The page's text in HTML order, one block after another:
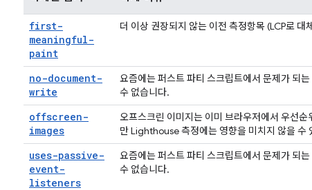
first-
meaningful-
paint
더 이상 권장되지 않는 이전 측정항목 (LCP로 대
no-document-
write
요즘에는 퍼스트 파티 스크립트에서 문제가 되
수 없습니다.
offscreen-
images
오프스크린 이미지는 이미 브라우저에서 우선
만 Lighthouse 측정에는 영향을 미치지 않을 수
uses-passive-
event-
listeners
요즘에는 퍼스트 파티 스크립트에서 문제가 되
수 없습니다.